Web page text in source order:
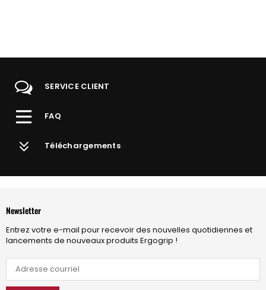
SERVICE CLIENT
FAQ
Téléchargements
Newsletter
Entrez votre e-mail pour recevoir des nouvelles quotidiennes et
lancements de nouveaux produits Ergogrip !